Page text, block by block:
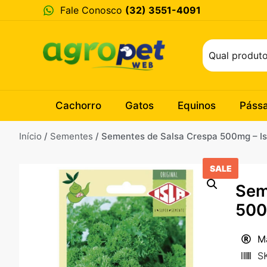
Fale Conosco (32) 3551-4091
Cachorro Gatos Equinos
Início / Sementes / Sementes de Salsa Crespa 500mg –
SALE